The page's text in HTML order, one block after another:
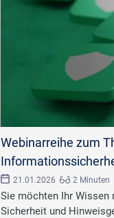
Webinarreihe zum
21.01.2026 2 Minuten
Sie möchten Ihr Wissen
Sicherheit und